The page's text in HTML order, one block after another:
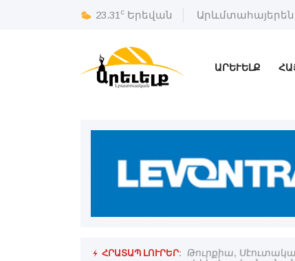
23.31 c Երեվան Արևմտահայերեն
ԱՐԵՒԵԼՔ
ՀՐԱՏԱՊ ԼՈՒՐԵՐ:
Ռուբինեան Թուրքիա,